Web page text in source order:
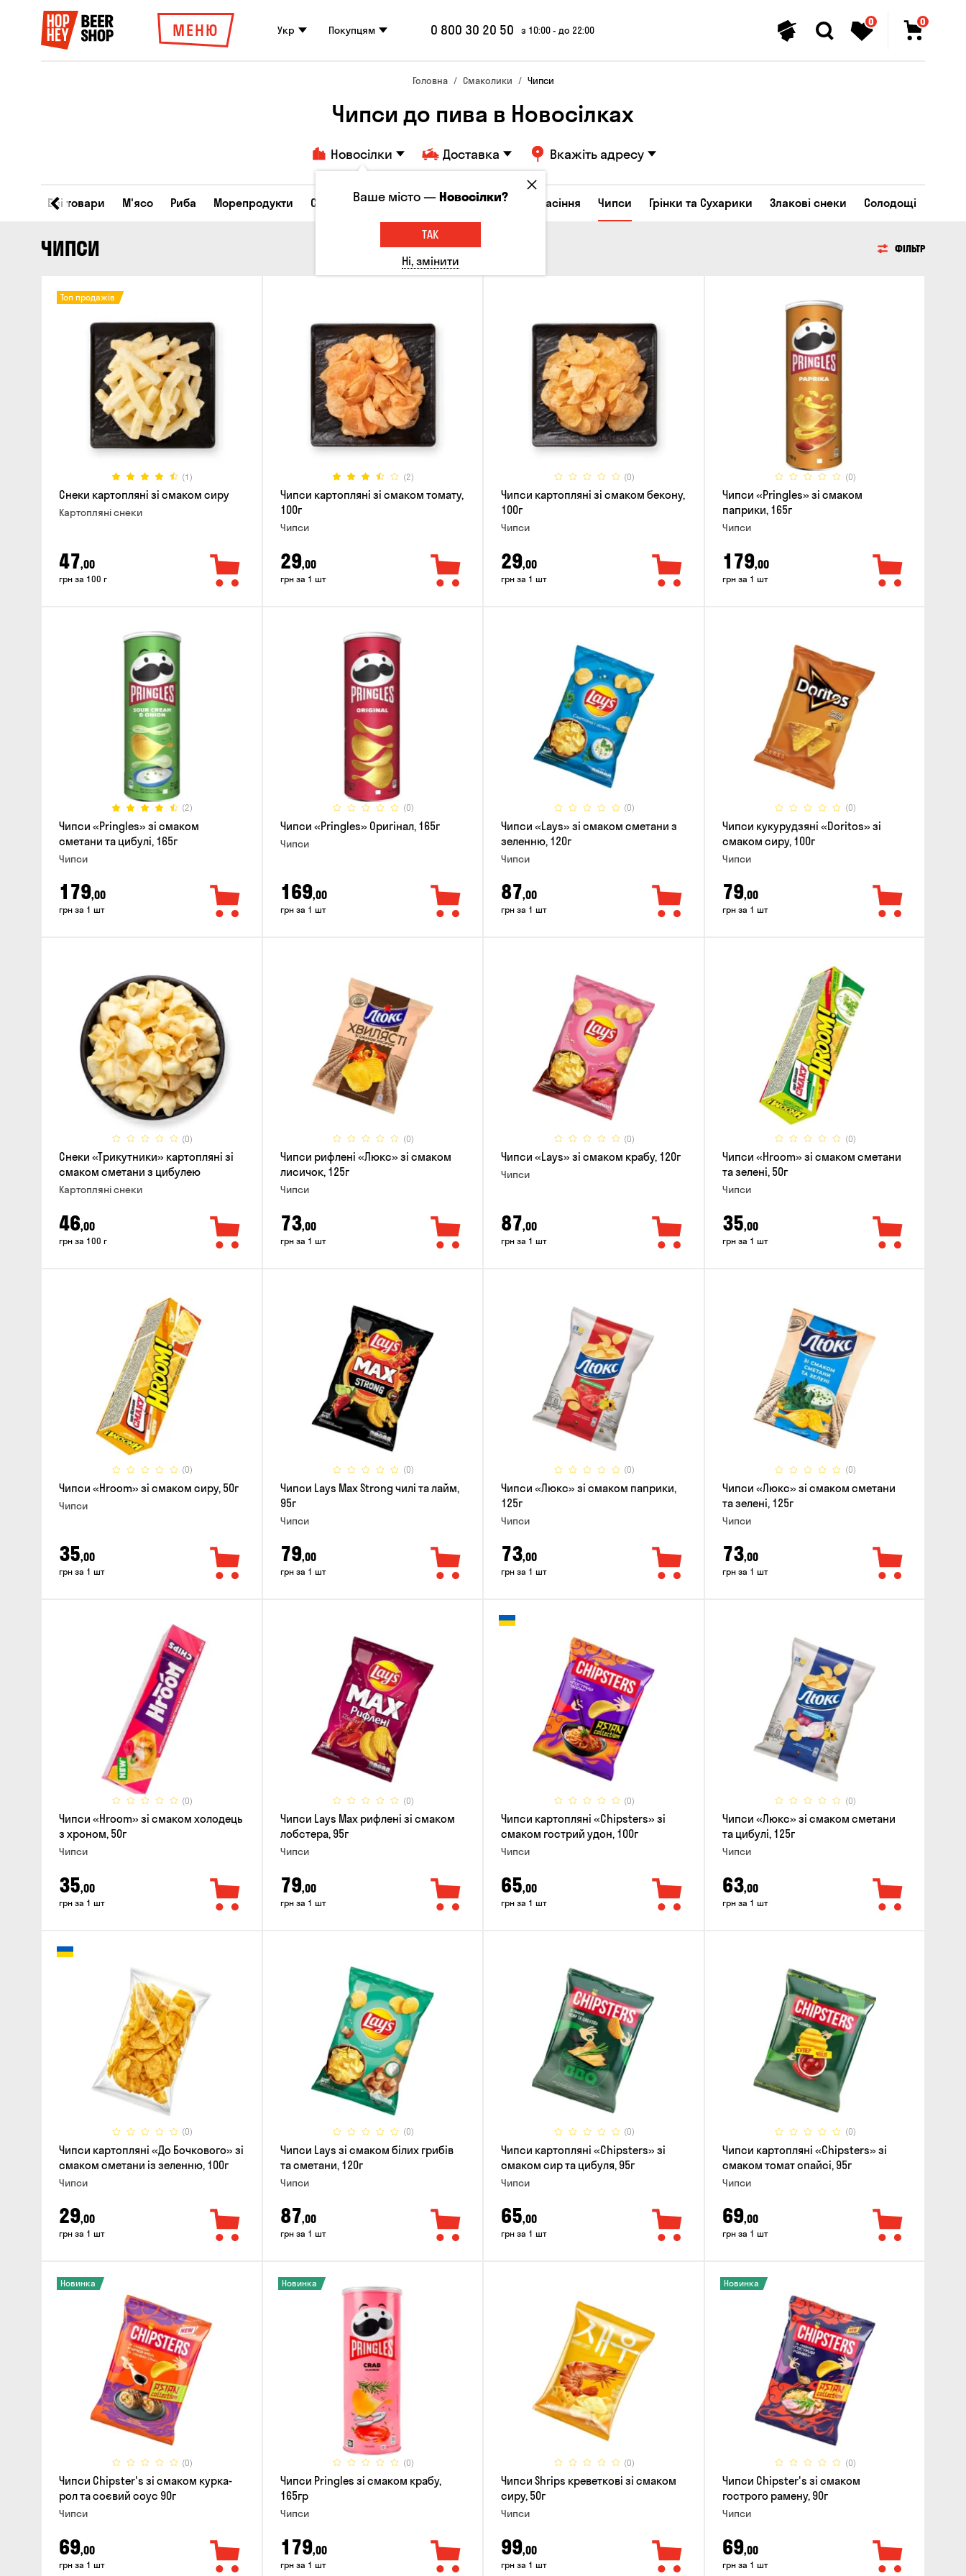
МЕНЮ Укр Покупцям 0 800 30 20 50 з 10:00 - до 22:00
0 0
Головна Смаколики Чипси
Чипси до пива в Новосілках
Новосілки Доставка Вкажіть адресу
Всі товари М'ясо Риба Морепродукти Сирні закуски Горішки Кукурудза Насіння Чипси Грінки та Сухарики Злакові снеки Солодощі
ЧИПСИ ФІЛЬТР
(1)
Топ продажів
Снеки картопляні зі смаком сиру
Картопляні снеки
47,00
грн за 100 г
(2)
Чипси картопляні зі смаком томату,
100г
Чипси
29,00
грн за 1 шт
(0)
Чипси картопляні зі смаком бекону,
100г
Чипси
29,00
грн за 1 шт
(0)
Чипси «Pringles» зі смаком
паприки, 165г
Чипси
179,00
грн за 1 шт
(2)
Чипси «Pringles» зі смаком
сметани та цибулі, 165г
Чипси
179,00
грн за 1 шт
(0)
Чипси «Pringles» Оригінал, 165г
Чипси
169,00
грн за 1 шт
(0)
Чипси «Lays» зі смаком сметани з
зеленню, 120г
Чипси
87,00
грн за 1 шт
(0)
Чипси кукурудзяні «Doritos» зі
смаком сиру, 100г
Чипси
79,00
грн за 1 шт
(0)
Снеки «Трикутники» картопляні зі
смаком сметани з цибулею
Картопляні снеки
46,00
грн за 100 г
(0)
Чипси рифлені «Люкс» зі смаком
лисичок, 125г
Чипси
73,00
грн за 1 шт
(0)
Чипси «Lays» зі смаком крабу, 120г
Чипси
87,00
грн за 1 шт
(0)
Чипси «Hroom» зі смаком сметани
та зелені, 50г
Чипси
35,00
грн за 1 шт
(0)
Чипси «Hroom» зі смаком сиру, 50г
Чипси
35,00
грн за 1 шт
(0)
Чипси Lays Max Strong чилі та лайм,
95г
Чипси
79,00
грн за 1 шт
(0)
Чипси «Люкс» зі смаком паприки,
125г
Чипси
73,00
грн за 1 шт
(0)
Чипси «Люкс» зі смаком сметани
та зелені, 125г
Чипси
73,00
грн за 1 шт
(0)
Чипси «Hroom» зі смаком холодець
з хроном, 50г
Чипси
35,00
грн за 1 шт
(0)
Чипси Lays Max рифлені зі смаком
лобстера, 95г
Чипси
79,00
грн за 1 шт
(0)
Чипси картопляні «Chipsters» зі
смаком гострий удон, 100г
Чипси
65,00
грн за 1 шт
(0)
Чипси «Люкс» зі смаком сметани
та цибулі, 125г
Чипси
63,00
грн за 1 шт
(0)
Чипси картоплянi «До Бочкового» зі
смаком сметани із зеленню, 100г
Чипси
29,00
грн за 1 шт
(0)
Чипси Lays зі смаком білих грибів
та сметани, 120г
Чипси
87,00
грн за 1 шт
(0)
Чипси картопляні «Chipsters» зі
смаком сир та цибуля, 95г
Чипси
65,00
грн за 1 шт
(0)
Чипси картопляні «Chipsters» зі
смаком томат спайсі, 95г
Чипси
69,00
грн за 1 шт
(0)
Новинка
Чипси Chipster's зі смаком курка-
рол та соєвий соус 90г
Чипси
69,00
грн за 1 шт
(0)
Новинка
Чипси Pringles зі смаком крабу,
165гр
Чипси
179,00
грн за 1 шт
(0)
Чипси Shrips креветкові зі смаком
сиру, 50г
Чипси
99,00
грн за 1 шт
(0)
Новинка
Чипси Chipster's зі смаком
гострого рамену, 90г
Чипси
69,00
грн за 1 шт
Ваше місто —Новосілки?
ТАК
Ні, змінити